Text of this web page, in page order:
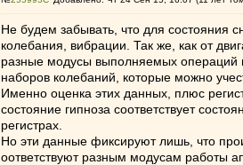
Не будем забывать, что для состояния
колебания, вибрации. Так же, как от
разные модусы выполняемых операций
наборов колебаний, которые можно
Именно оценка этих данных, плюс
состояние гипноза соответствует
регистрах.
Но эти данные фиксируют лишь, что
оответствуют разным модусам работы